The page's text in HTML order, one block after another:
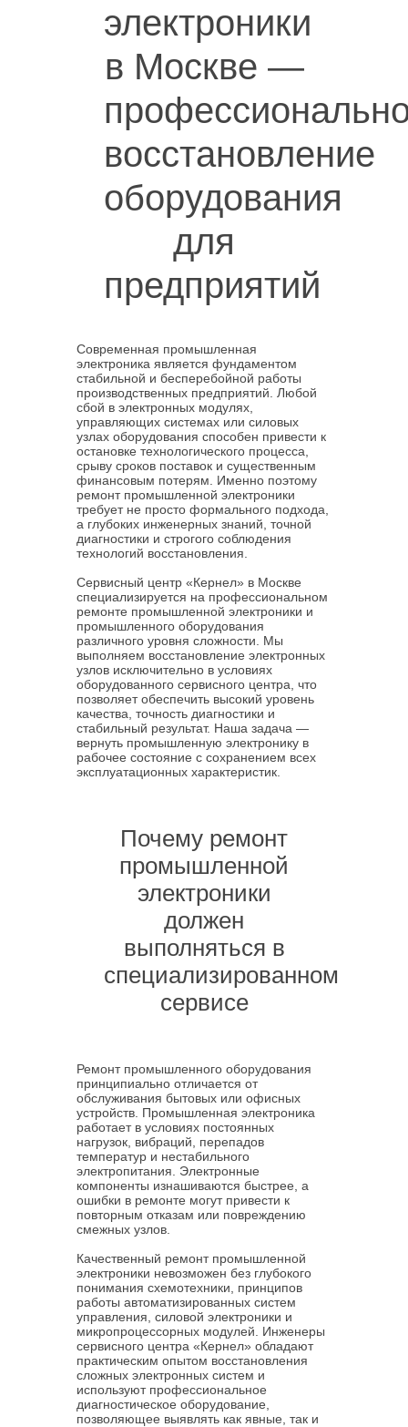
электроники
в Москве —
восстановление
оборудования
для
предприятий
Современная промышленная
электроника является фундаментом
стабильной и бесперебойной работы
производственных предприятий. Любой
сбой в электронных модулях,
управляющих системах или силовых
узлах оборудования способен привести к
остановке технологического процесса,
срыву сроков поставок и существенным
финансовым потерям. Именно поэтому
ремонт промышленной электроники
требует не просто формального подхода,
а глубоких инженерных знаний, точной
диагностики и строгого соблюдения
технологий восстановления.
Сервисный центр «Кернел» в Москве
специализируется на профессиональном
ремонте промышленной электроники и
промышленного оборудования
различного уровня сложности. Мы
выполняем восстановление электронных
узлов исключительно в условиях
оборудованного сервисного центра, что
позволяет обеспечить высокий уровень
качества, точность диагностики и
стабильный результат. Наша задача —
вернуть промышленную электронику в
рабочее состояние с сохранением всех
эксплуатационных характеристик.
Почему ремонт
промышленной
электроники
должен
выполняться в
специализированном
сервисе
Ремонт промышленного оборудования
принципиально отличается от
обслуживания бытовых или офисных
устройств. Промышленная электроника
работает в условиях постоянных
нагрузок, вибраций, перепадов
температур и нестабильного
электропитания. Электронные
компоненты изнашиваются быстрее, а
ошибки в ремонте могут привести к
повторным отказам или повреждению
смежных узлов.
Качественный ремонт промышленной
электроники невозможен без глубокого
понимания схемотехники, принципов
работы автоматизированных систем
управления, силовой электроники и
микропроцессорных модулей. Инженеры
сервисного центра «Кернел» обладают
практическим опытом восстановления
сложных электронных систем и
используют профессиональное
диагностическое оборудование,
позволяющее выявлять как явные, так и